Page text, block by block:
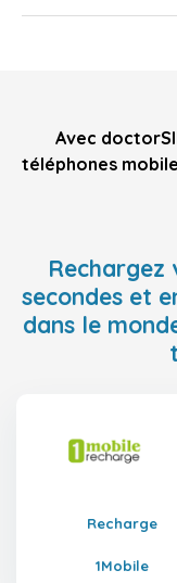
Avec
téléphones
Rechargez
secondes et
dans le
Recharge
1Mobile